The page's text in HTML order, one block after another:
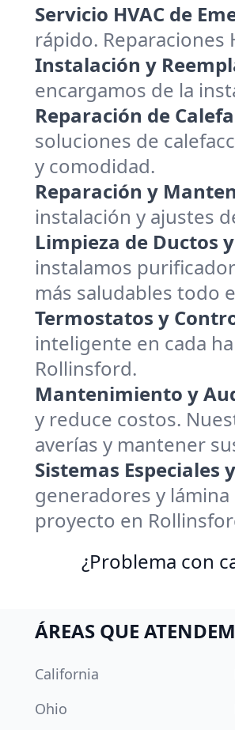
Servicio HVAC de
rápido. Reparaciones
Instalación y
encargamos de la
Reparación de
soluciones de
y comodidad.
Reparación y
instalación y ajustes
Limpieza de Ductos
instalamos
más saludables todo
Termostatos y
inteligente en cada
Rollinsford.
Mantenimiento y
y reduce costos.
averías y mantener
Sistemas
generadores y
proyecto en
¿Problema con
ÁREAS QUE
California
Ohio